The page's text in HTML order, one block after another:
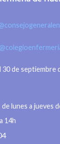
30 de septiembre
lunes a jueves
14h